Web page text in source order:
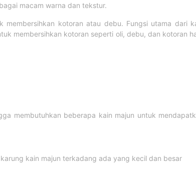
macam warna dan tekstur.
kotoran atau debu. Fungsi utama dari
membersihkan kotoran seperti oli, debu, dan kotoran
membutuhkan beberapa kain majun untuk
kain majun terkadang ada yang kecil dan besar